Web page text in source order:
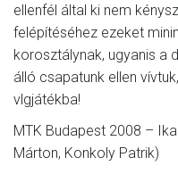
ellenfél által ki nem
felépítéséhez ezeket
korosztálynak, ugyanis a
álló csapatunk ellen
vlgjátékba!
MTK Budapest 2008 –
Márton, Konkoly Patrik)